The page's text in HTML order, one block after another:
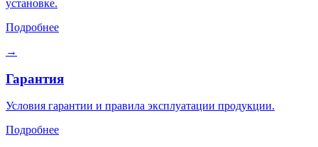
установке.
Подробнее
→
Гарантия
Условия гарантии и правила эксплуатации продукции.
Подробнее